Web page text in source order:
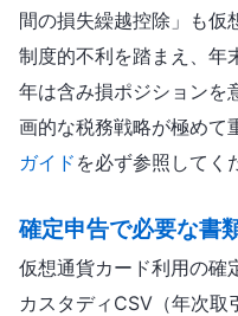
間の損失繰越控除」も仮
制度的不利を踏まえ、年
年は含み損ポジションを
画的な税務戦略が極めて
ガイド を必ず参照してく
確定申告で必要な書
仮想通貨カード利用の確
カスタディCSV（年次